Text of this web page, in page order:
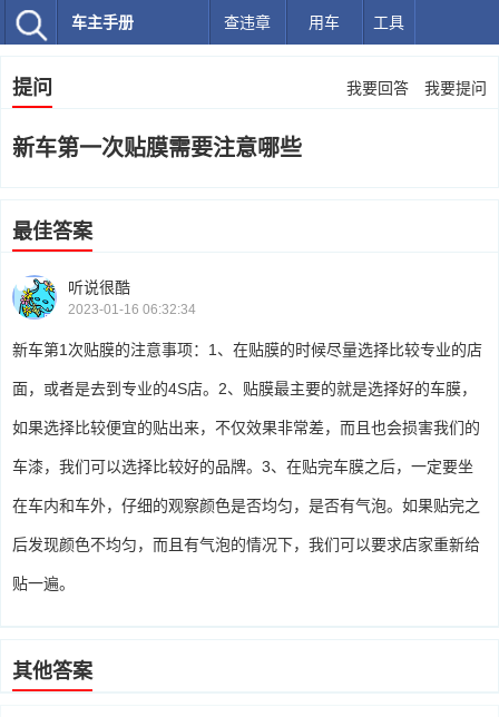
车主手册 查违章 用车 工具
提问 我要回答 我要提问
新车第一次贴膜需要注意哪些
最佳答案
听说很酷
2023-01-16 06:32:34
新车第1次贴膜的注意事项：1、在贴膜的时候尽量选择比较专业的店
面，或者是去到专业的4S店。2、贴膜最主要的就是选择好的车膜，
如果选择比较便宜的贴出来，不仅效果非常差，而且也会损害我们的
车漆，我们可以选择比较好的品牌。3、在贴完车膜之后，一定要坐
在车内和车外，仔细的观察颜色是否均匀，是否有气泡。如果贴完之
后发现颜色不均匀，而且有气泡的情况下，我们可以要求店家重新给
贴一遍。
其他答案